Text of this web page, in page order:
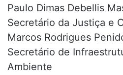
Paulo Dimas Debellis
Secretário da Justiça e
Marcos Rodrigues
Secretário de
Ambiente